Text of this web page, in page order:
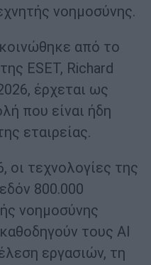
νοημοσύνης.
από το
ESET, Richard
έρχεται ως
που είναι ήδη
εταιρείας.
τεχνολογίες της
800.000
νοημοσύνης
τους AI
εργασιών, τη